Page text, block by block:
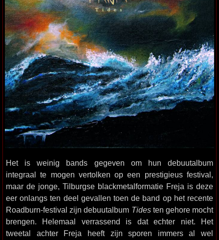
Het is weinig bands gegeven om hun debuutalbum
integraal te mogen vertolken op een prestigieus festival,
maar de jonge, Tilburgse blackmetalformatie Freja is deze
eer onlangs ten deel gevallen toen de band op het recente
Roadburn-festival zijn debuutalbum Tidesten gehore mocht
brengen. Helemaal verrassend is dat echter niet. Het
tweetal achter Freja heeft zijn sporen immers al wel